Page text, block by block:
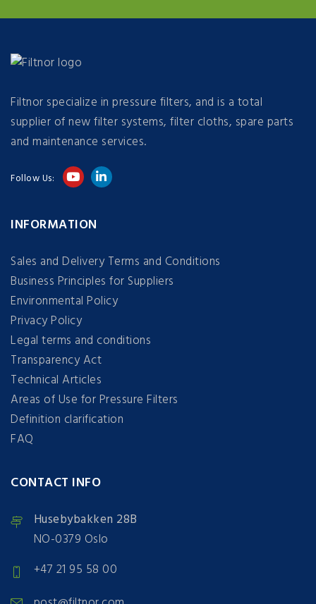
Filtnor specialize in pressure filters, and is a total
supplier of new filter systems, filter cloths, spare parts
and maintenance services.
Follow Us:
INFORMATION
Sales and Delivery Terms and Conditions
Business Principles for Suppliers
Environmental Policy
Privacy Policy
Legal terms and conditions
Transparency Act
Technical Articles
Areas of Use for Pressure Filters
Definition clarification
FAQ
CONTACT INFO
Husebybakken 28B
NO-0379 Oslo
+47 21 95 58 00